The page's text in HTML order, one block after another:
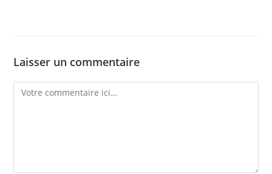
Laisser un commentaire